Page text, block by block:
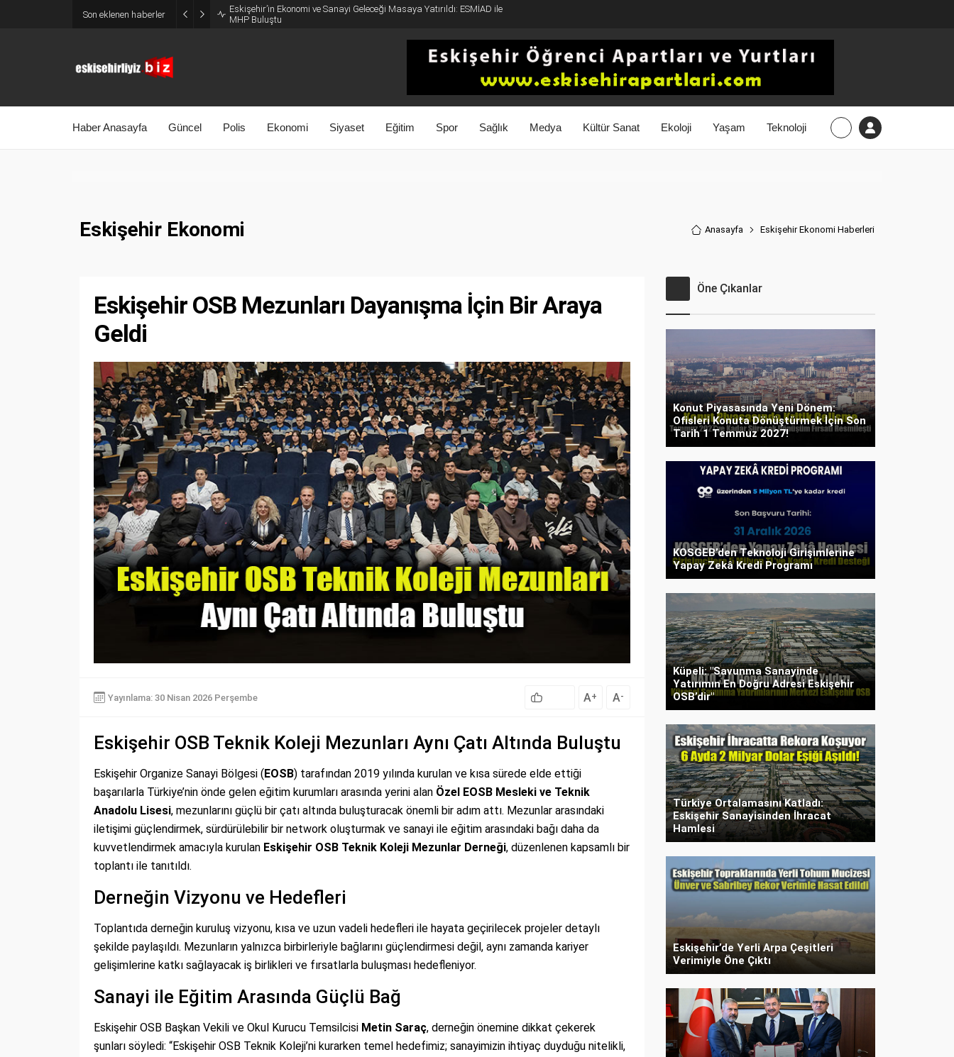
Son eklenen haberler
Eskişehir’in Ekonomi ve Sanayi Geleceği Masaya Yatırıldı: ESMİAD ile
MHP Buluştu
Haber Anasayfa Güncel Polis Ekonomi Siyaset Eğitim Spor Sağlık Medya Kültür Sanat Ekoloji Yaşam Teknoloji
Eskişehir Ekonomi Anasayfa Eskişehir Ekonomi Haberleri
Eskişehir OSB Mezunları Dayanışma İçin Bir Araya
Geldi
Yayınlama: 30 Nisan 2026 Perşembe A+ A-
Eskişehir OSB Teknik Koleji Mezunları Aynı Çatı Altında Buluştu
Eskişehir Organize Sanayi Bölgesi (EOSB) tarafından 2019 yılında kurulan ve kısa sürede elde ettiği
başarılarla Türkiye’nin önde gelen eğitim kurumları arasında yerini alan Özel EOSB Mesleki ve Teknik
Anadolu Lisesi, mezunlarını güçlü bir çatı altında buluşturacak önemli bir adım attı. Mezunlar arasındaki
iletişimi güçlendirmek, sürdürülebilir bir network oluşturmak ve sanayi ile eğitim arasındaki bağı daha da
kuvvetlendirmek amacıyla kurulan Eskişehir OSB Teknik Koleji Mezunlar Derneği, düzenlenen kapsamlı bir
toplantı ile tanıtıldı.
Derneğin Vizyonu ve Hedefleri
Toplantıda derneğin kuruluş vizyonu, kısa ve uzun vadeli hedefleri ile hayata geçirilecek projeler detaylı
şekilde paylaşıldı. Mezunların yalnızca birbirleriyle bağlarını güçlendirmesi değil, aynı zamanda kariyer
gelişimlerine katkı sağlayacak iş birlikleri ve fırsatlarla buluşması hedefleniyor.
Sanayi ile Eğitim Arasında Güçlü Bağ
Eskişehir OSB Başkan Vekili ve Okul Kurucu Temsilcisi Metin Saraç, derneğin önemine dikkat çekerek
şunları söyledi: “Eskişehir OSB Teknik Koleji’ni kurarken temel hedefimiz; sanayimizin ihtiyaç duyduğu nitelikli,
Öne Çıkanlar
Konut Piyasasında Yeni Dönem:
Ofisleri Konuta Dönüştürmek İçin Son
Tarih 1 Temmuz 2027!
KOSGEB’den Teknoloji Girişimlerine
Yapay Zekâ Kredi Programı
Küpeli: "Savunma Sanayinde
Yatırımın En Doğru Adresi Eskişehir
OSB’dir"
Türkiye Ortalamasını Katladı:
Eskişehir Sanayisinden İhracat
Hamlesi
Eskişehir’de Yerli Arpa Çeşitleri
Verimiyle Öne Çıktı